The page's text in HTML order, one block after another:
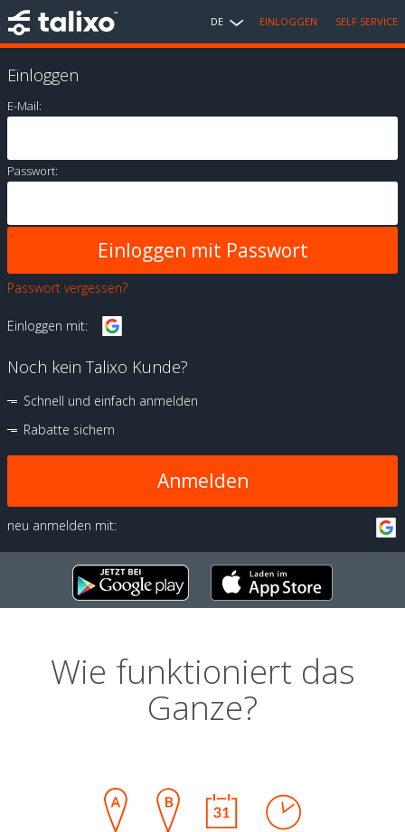
DE EINLOGGEN SELF SERVICE
Einloggen
E-Mail:
Passwort:
Passwort vergessen?
Einloggen mit:
Noch kein Talixo Kunde?
Schnell und einfach anmelden
Rabatte sichern
Anmelden
neu anmelden mit:
Wie funktioniert das
Ganze?